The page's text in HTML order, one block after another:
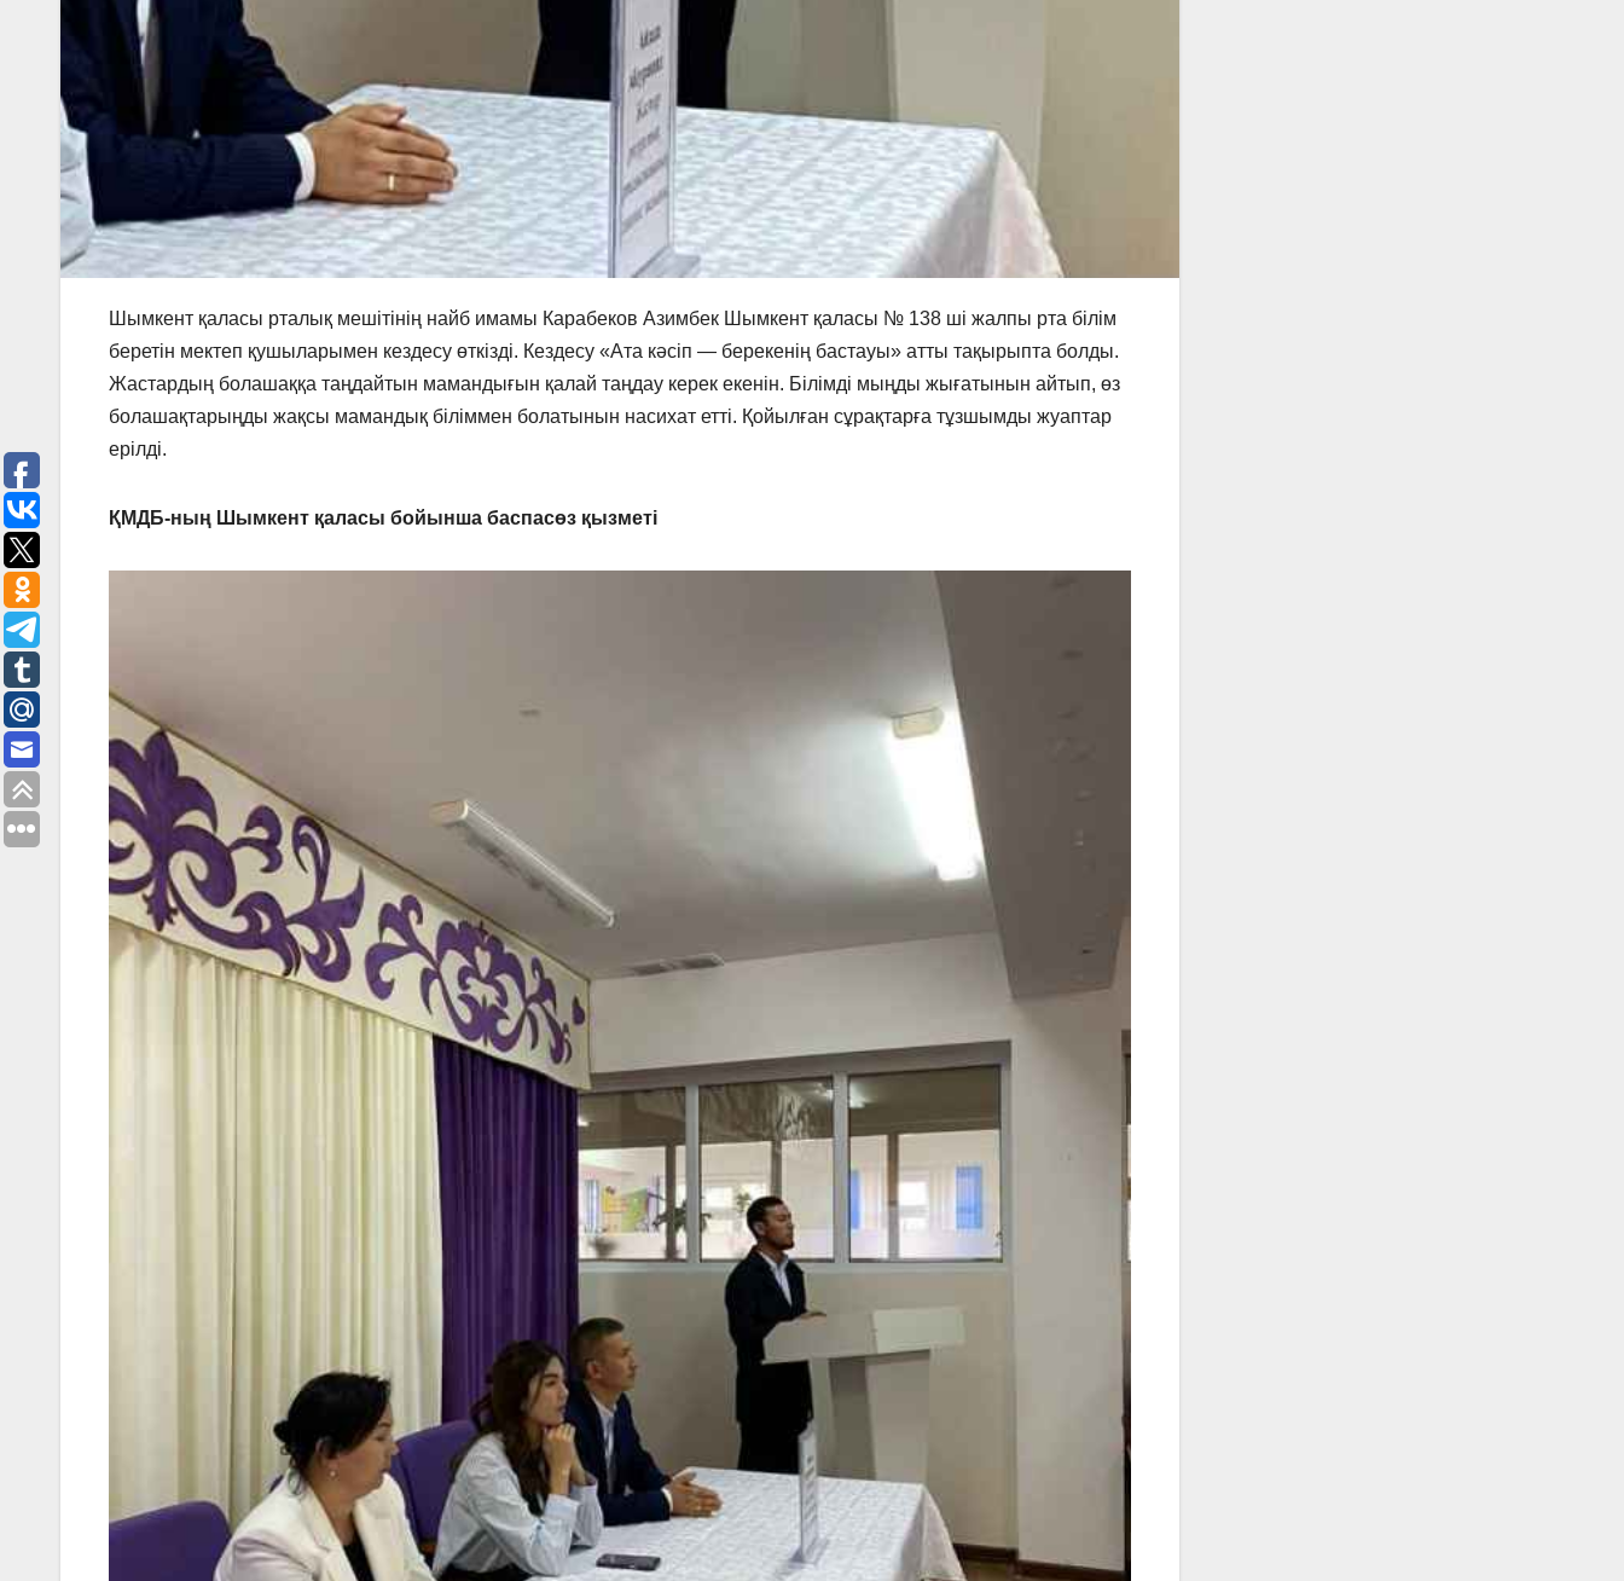
Шымкент қаласы рталық мешітінің найб имамы Карабеков Азимбек Шымкент қаласы № 138 ші жалпы рта білім
беретін мектеп қушыларымен кездесу өткізді. Кездесу «Ата кәсіп — берекенің бастауы» атты тақырыпта болды.
Жастардың болашаққа таңдайтын мамандығын қалай таңдау керек екенін. Білімді мыңды жығатынын айтып, өз
болашақтарыңды жақсы мамандық біліммен болатынын насихат етті. Қойылған сұрақтарға тұзшымды жуаптар
ерілді.
ҚМДБ-ның Шымкент қаласы бойынша баспасөз қызметі